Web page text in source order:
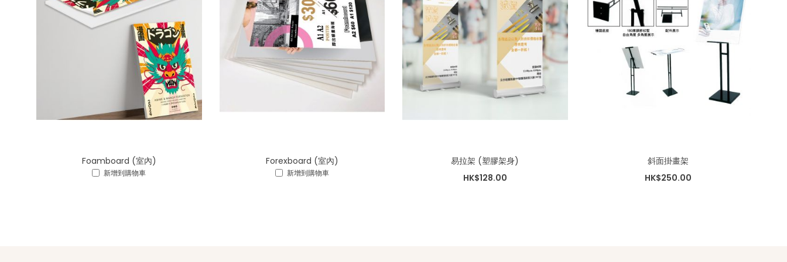
Foamboard (室內)
新增到購物車
Forexboard (室內)
新增到購物車
易拉架 (塑膠架身)
HK$128.00
斜面掛畫架
HK$250.00